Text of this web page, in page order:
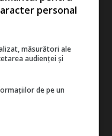
personal
măsurători ale
audienței și
de pe un